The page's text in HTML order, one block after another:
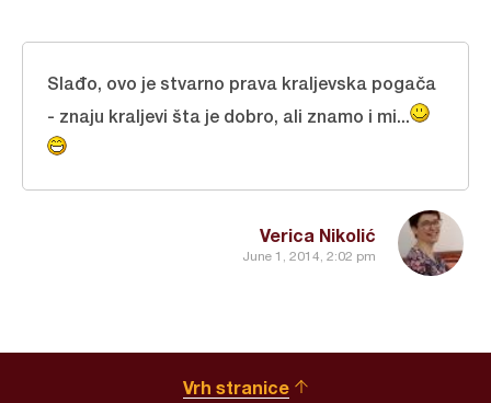
Verica Nikolić
June 1, 2014, 2:02 pm
Slađo, ovo je stvarno prava kraljevska pogača
- znaju kraljevi šta je dobro, ali znamo i mi...
Vrh stranice